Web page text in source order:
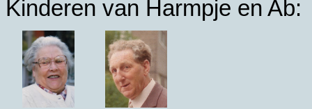
Kinderen van Harmpje en Ab: